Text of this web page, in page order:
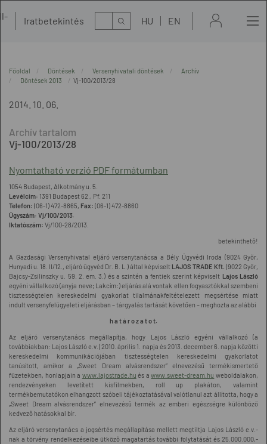
Iratbetekintés Kereső HU EN
Főoldal Döntések Versenyhivatali döntések
Archív
Döntések 2013
Vj-100/2013/28
2014. 10. 06.
Vj-100/2013/28
Nyomtatható verzió PDF formátumban
1054 Budapest, Alkotmány u. 5.
Levélcím: 1391 Budapest 62., Pf. 211
Telefon: (06-1) 472-8865, Fax: (06-1) 472-8860
Ügyszám: Vj/100/2013.
Iktatószám: Vj/100-28/2013.
betekinthető!
A Gazdasági Versenyhivatal eljáró versenytanácsa a Bély Ügyvédi Iroda (9024 Győr,
Hunyadi u. 18. II/12., eljáró ügyvéd Dr. B. L.) által képviselt LAJOS TRADE Kft. (9022 Győr,
Bajcsy-Zsilinszky u. 59. 2. em. 3.) és a szintén a fentiek szerint képviselt Lajos László
egyéni vállalkozó (anyja neve; Lakcím:) eljárás alá vontak ellen fogyasztókkal szembeni
tisztességtelen kereskedelmi gyakorlat tilalmánakfeltételezett megsértése miatt
indult versenyfelügyeleti eljárásban – tárgyalás tartását követően – meghozta az alábbi
h a t á r o z a t o t.
Az eljáró versenytanács megállapítja, hogy Lajos László egyéni vállalkozó (a
továbbiakban: Lajos László e.v.) 2010. április 1. napja és 2013. december 6. napja közötti
kereskedelmi kommunikációjában tisztességtelen kereskedelmi gyakorlatot
tanúsított, amikor a „Sweet Dream alvásrendszer” elnevezésű termékismertető
füzetekben, honlapjain a www.lajostrade.hu és awww.sweet-dream.hu weboldalakon,
rendezvényeken levetített kisfilmekben, roll up plakáton, valamint
termékbemutatókon elhangzott szóbeli tájékoztatásával valótlanul azt állította, hogy a
„Sweet Dream alvásrendszer” elnevezésű termék az emberi egészségre különböző
kedvező hatásokkal bír.
Az eljáró versenytanács a jogsértés megállapítása mellett megtiltja Lajos László e.v.-
nak a törvény rendelkezéseibe ütköző magatartás további folytatását és 25.000.000,-